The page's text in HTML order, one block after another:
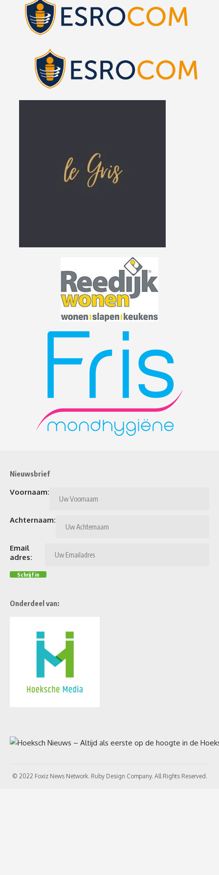
Nieuwsbrief
Voornaam:
Achternaam:
Email
adres:
Onderdeel van:
© 2022 Foxiz News Network. Ruby Design Company. All Rights Reserved.